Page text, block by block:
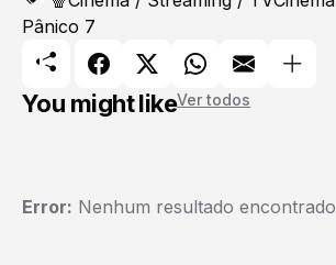
Pânico 7
You might likeVer todos
Error: Nenhum resultado encontrado